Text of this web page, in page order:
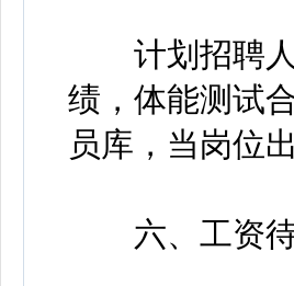
计划招聘人
绩，体能测试
员库，当岗位
六、工资